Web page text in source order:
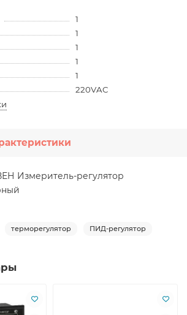
1
1
1
1
1
220VAC
Измеритель-регулятор
терморегулятор ПИД-регулятор